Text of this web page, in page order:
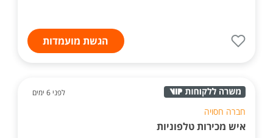
הגשת מועמדות
לפני 6 ימים
חברה חסויה
איש מכירות טלפוניות